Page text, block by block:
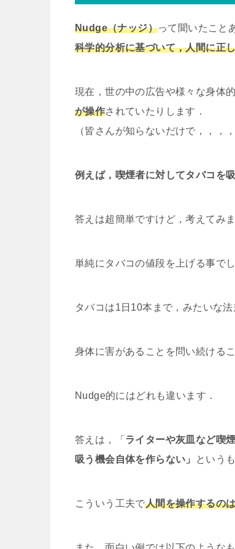
Nudge（ナッジ）って聞いたこと
科学的分析に基づいて，人間に正
現在，世の中の広告や様々な身体
が操作されていたりします．
（皆さんが知らないだけで，，，，
例えば，喫煙者に対してタバコを
答えは超簡単ですけど，考えてみま
単純にタバコの値段を上げる事でし
タバコは1日10本まで，みたいな法
身体に害があることを問い続ける
Nudge的にはどれも違います．
答えは，「 ライターや灰皿など喫
吸う機会自体を作らない」
という
こういう工夫で人間を操作するの